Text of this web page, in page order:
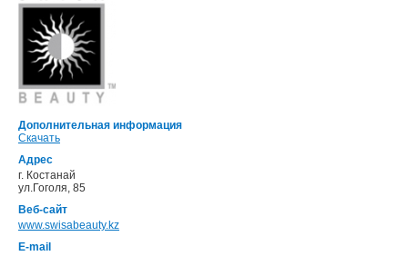
Дополнительная информация
Скачать
Адрес
г. Костанай
ул.Гоголя, 85
Веб-сайт
www.swisabeauty.kz
E-mail